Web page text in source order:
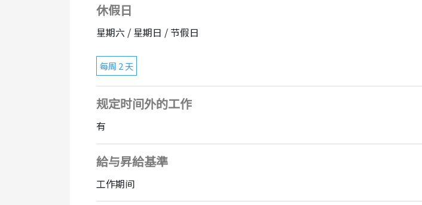
休假日
星期六 / 星期日 / 节假日
每周 2 天
规定时间外的工作
有
給与昇給基準
工作期间